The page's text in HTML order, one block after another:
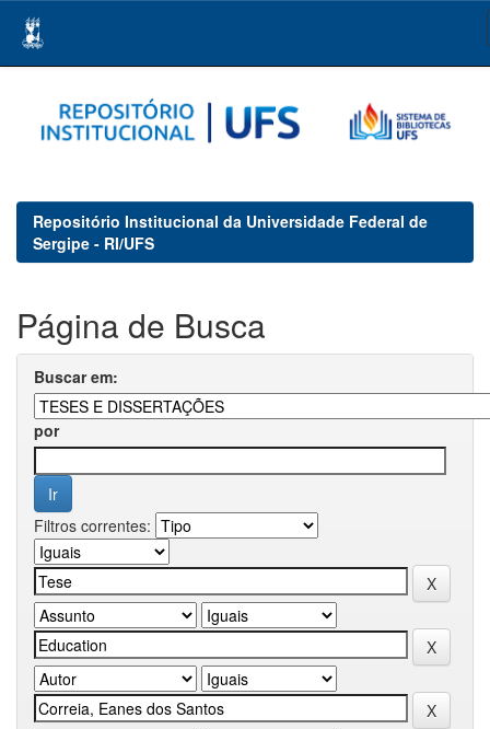
navigation
Repositório Institucional da Universidade Federal de
Sergipe - RI/UFS
Página de Busca
Buscar em:
por
Filtros correntes: